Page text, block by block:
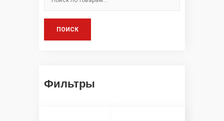
ПОИСК
Фильтры